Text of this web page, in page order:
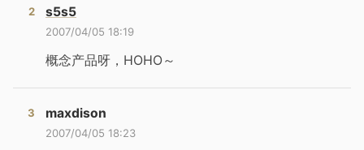
s5s5
2007/04/05 18:19
概念产品呀，HOHO～
maxdison
2007/04/05 18:23